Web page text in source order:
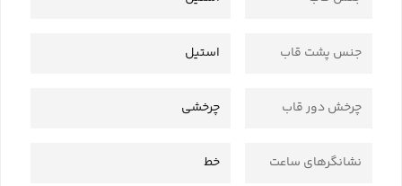
جنس پشت قاب استیل
چرخش دور قاب چرخشی
نشانگرهای ساعت خط